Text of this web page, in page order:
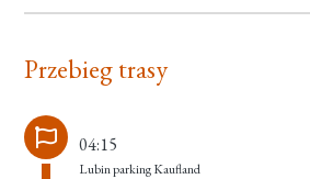
Przebieg trasy
04:15
Lubin parking Kaufland